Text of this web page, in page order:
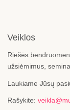
Veiklos
Riešės
užsiėmimus,
Laukiame Jūsų
Rašykite: